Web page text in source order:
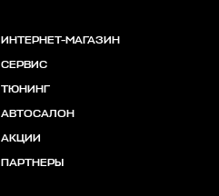
ИНТЕРНЕТ-МАГАЗИН
СЕРВИС
ТЮНИНГ
АВТОСАЛОН
АКЦИИ
ПАРТНЕРЫ